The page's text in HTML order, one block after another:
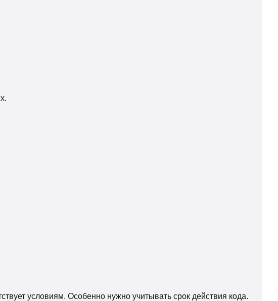
условиям. Особенно нужно учитывать срок действия кода.